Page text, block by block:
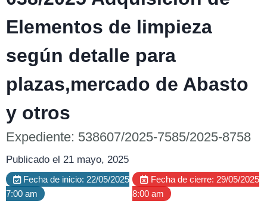
Elementos de limpieza
según detalle para
plazas,mercado de Abasto
y otros
Expediente: 538607/2025-7585/2025-8758
Publicado el 21 mayo, 2025
Fecha de inicio: 22/05/2025
7:00 am
Fecha de cierre: 29/05/2025
8:00 am